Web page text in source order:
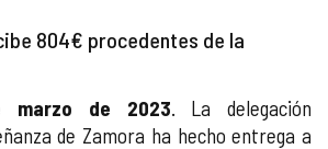
804€ procedentes de la
marzo de 2023. La delegación
de Zamora ha hecho entrega a